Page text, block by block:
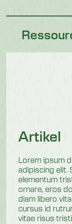
Artikel
Lorem ipsum
adipiscing elit.
elementum
ornare, eros
diam libero
cursus id
vitae risus